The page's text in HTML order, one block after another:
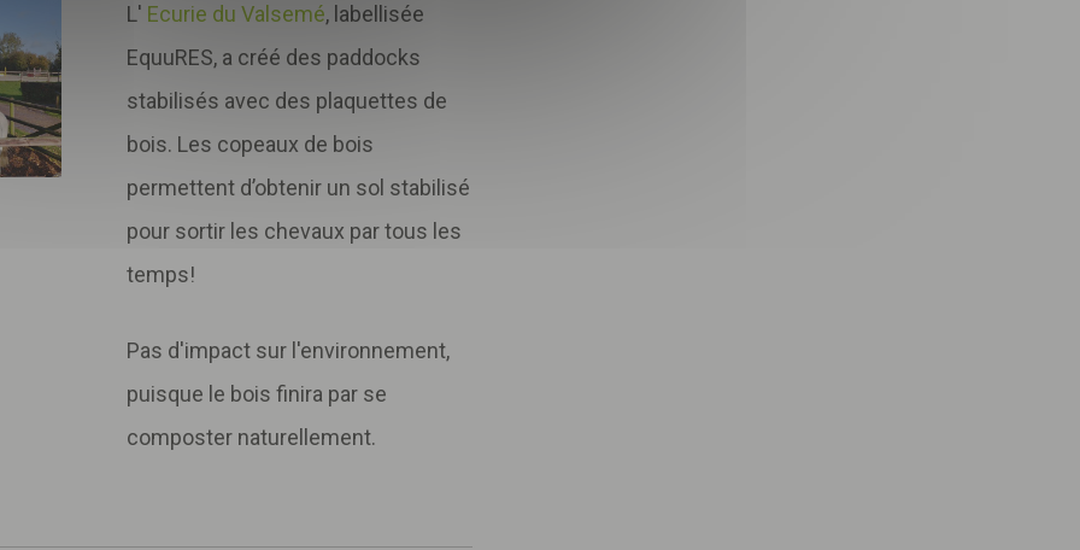
L' Ecurie du Valsemé, labellisée
EquuRES, a créé des paddocks
stabilisés avec des plaquettes de
bois. Les copeaux de bois
permettent d’obtenir un sol stabilisé
pour sortir les chevaux par tous les
temps!
Pas d'impact sur l'environnement,
puisque le bois finira par se
composter naturellement.